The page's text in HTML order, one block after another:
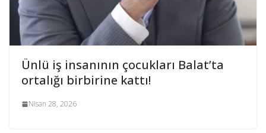
Ünlü iş insanının çocukları Balat’ta
ortalığı birbirine kattı!
Nisan 28, 2026